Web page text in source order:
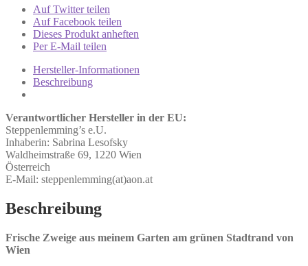
Grundpreis:
67,50
€/kg
Menge
Auf Twitter teilen
Auf Facebook teilen
Dieses Produkt anheften
Per E-Mail teilen
Hersteller-Informationen
Beschreibung
Verantwortlicher Hersteller in der EU:
Steppenlemming’s e.U.
Inhaberin: Sabrina Lesofsky
Waldheimstraße 69, 1220 Wien
Österreich
E-Mail: steppenlemming(at)aon.at
Beschreibung
Frische Zweige aus meinem Garten am grünen Stadtrand von
Wien